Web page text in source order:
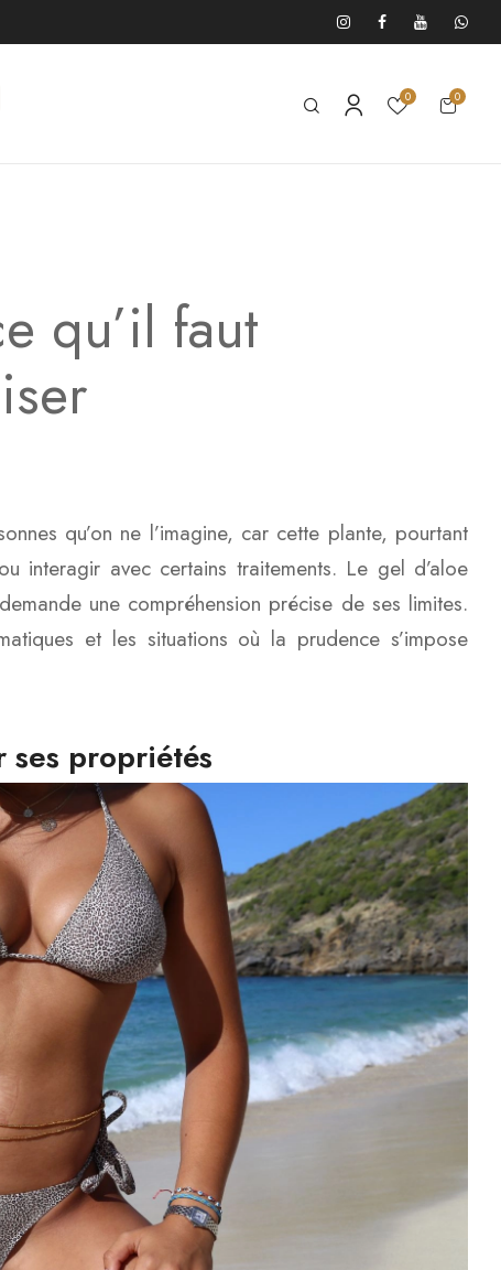
0 0
qu’il faut
qu’on ne l’imagine, car cette plante, pourtant
interagir avec certains traitements. Le gel d’aloe
une compréhension précise de ses limites.
et les situations où la prudence s’impose
ses propriétés